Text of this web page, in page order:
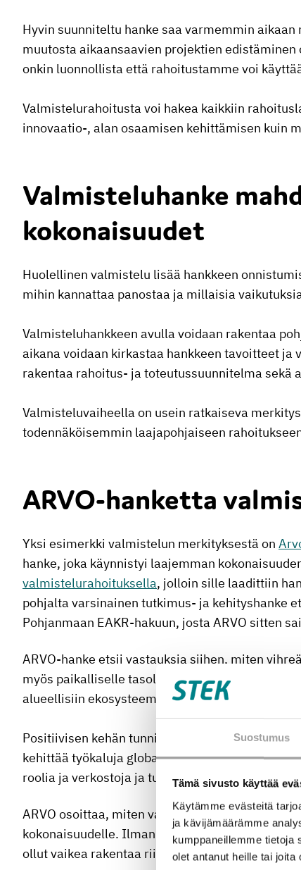
Suostumus
Tämä sivusto käyttää
Käytämme evästeitä
ja kävijämäärämme
kumppaneillemme tietoja
olet antanut heille tai joita
Hyvin suunniteltu hanke saa varmemmin
muutosta aikaansaavien projektien
onkin luonnollista että rahoitustamme voi
Valmistelurahoitusta voi hakea kaikkiin
innovaatio-, alan osaamisen kehittämisen kuin
Valmisteluhanke
kokonaisuudet
Huolellinen valmistelu lisää hankkeen
mihin kannattaa panostaa ja millaisia
Valmisteluhankkeen avulla voidaan rakentaa
aikana voidaan kirkastaa hankkeen tavoitteet
rakentaa rahoitus- ja toteutussuunnitelma
Valmisteluvaiheella on usein ratkaiseva
todennäköisemmin laajapohjaiseen
ARVO-hanketta
Yksi esimerkki valmistelun merkityksestä on
hanke, joka käynnistyi laajemman
valmistelurahoituksella, jolloin sille laadittiin
pohjalta varsinainen tutkimus- ja kehityshanke
Pohjanmaan EAKR-hakuun, josta ARVO sitten
ARVO-hanke etsii vastauksia siihen, miten
myös paikalliselle tasolle. Sen tavoitteena on
alueellisiin ekosysteemeihin ja synnyttävät uutta
Positiivisen kehän tunnistamiseksi ARVO
kehittää työkaluja globaalien arvoketjujen ja
roolia ja verkostoja ja tukee kestävää
ARVO osoittaa, miten valmisteluhanke voi
kokonaisuudelle. Ilman valmisteluvaihetta
ollut vaikea rakentaa riittävän vahvaksi.